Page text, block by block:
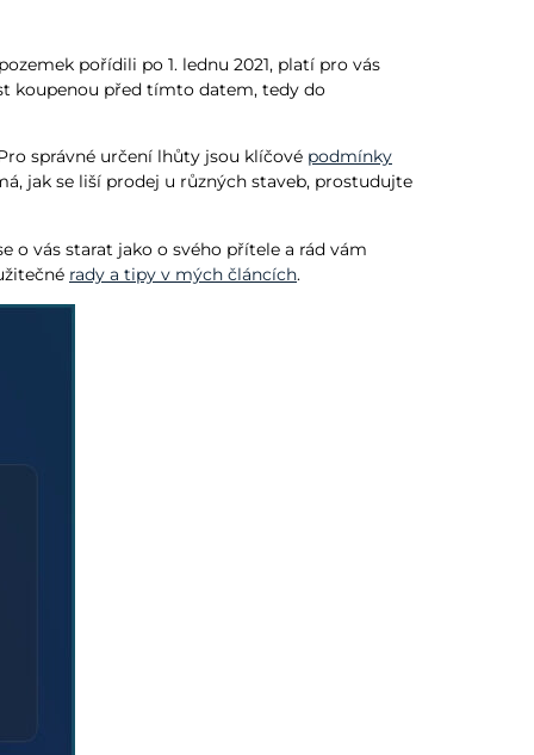
pořídili po 1. lednu 2021, platí pro vás
koupenou před tímto datem, tedy do
správné určení lhůty jsou klíčové podmínky
jak se liší prodej u různých staveb, prostudujte
o vás starat jako o svého přítele a rád vám
rady a tipy v mých článcích.